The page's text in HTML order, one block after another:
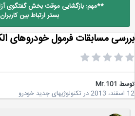
**مهم: بازگشایی موقت بخش گفتگوی
بستر ارتباط بین کاربران**
مسابقات فرمول خودروهای
Mr.101
درتکنولوژیهای جدید خودرو